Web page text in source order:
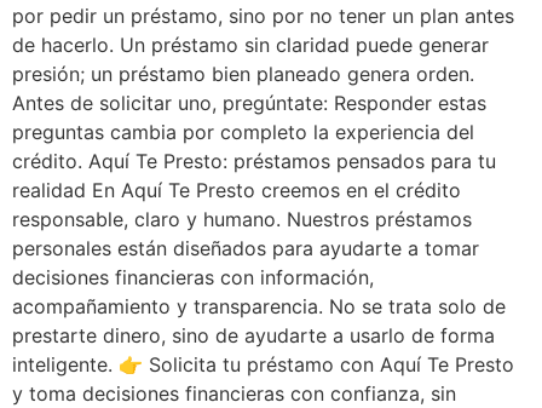
por pedir un préstamo, sino por no tener un plan antes
de hacerlo. Un préstamo sin claridad puede generar
presión; un préstamo bien planeado genera orden.
Antes de solicitar uno, pregúntate: Responder estas
preguntas cambia por completo la experiencia del
crédito. Aquí Te Presto: préstamos pensados para tu
realidad En Aquí Te Presto creemos en el crédito
responsable, claro y humano. Nuestros préstamos
personales están diseñados para ayudarte a tomar
decisiones financieras con información,
acompañamiento y transparencia. No se trata solo de
prestarte dinero, sino de ayudarte a usarlo de forma
inteligente. 👉 Solicita tu préstamo con Aquí Te Presto
y toma decisiones financieras con confianza, sin